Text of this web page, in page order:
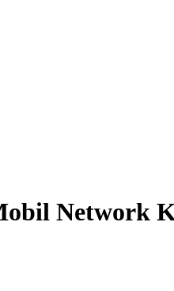
Network